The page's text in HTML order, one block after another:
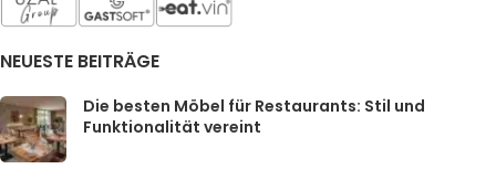
NEUESTE BEITRÄGE
Die besten Möbel für Restaurants: Stil und
Funktionalität vereint